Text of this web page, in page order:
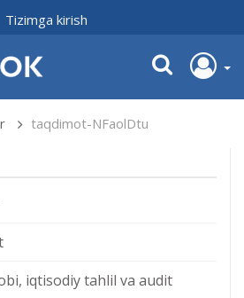
Tizimga kirish
taqdimot-NFaolDtu
iqtisodiy tahlil va audit